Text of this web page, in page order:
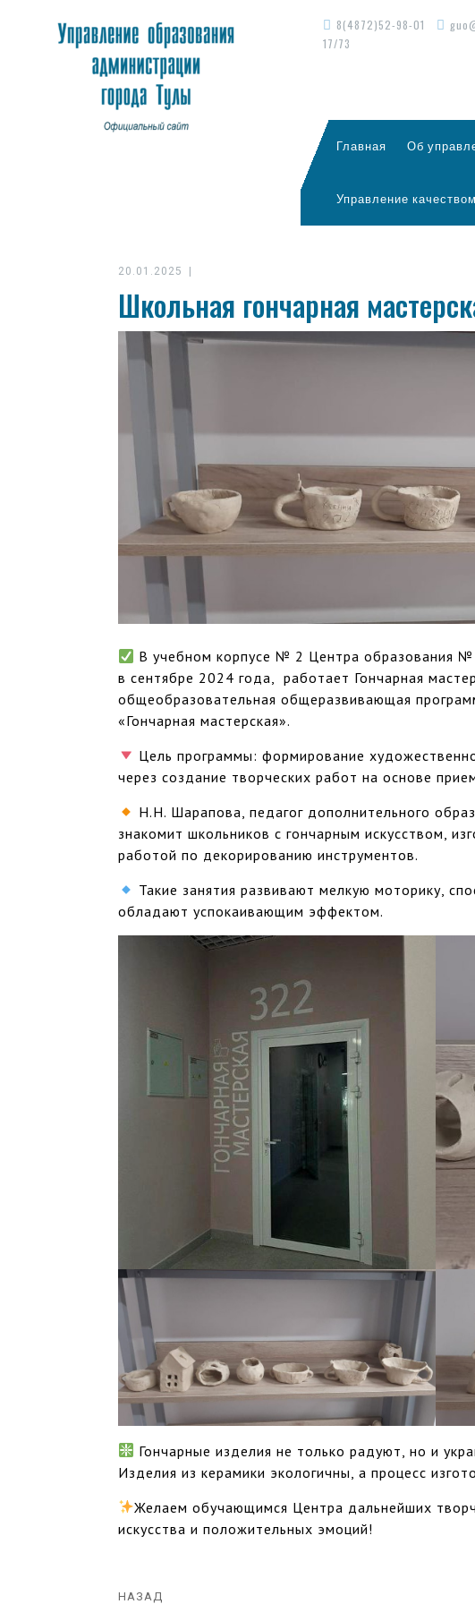
8(4872)52-98-01
17/73
Главная Об
Управление
20.01.2025
Школьная гончарная
В учебном корпусе № 2 Центра образования
в сентябре 2024 года, работает Гончарная
общеобразовательная общеразвивающая
«Гончарная мастерская».
Цель программы: формирование
через создание творческих работ на основе
Н.Н. Шарапова, педагог дополнительного
знакомит школьников с гончарным искусством,
работой по декорированию инструментов.
Такие занятия развивают мелкую моторику,
обладают успокаивающим эффектом.
Гончарные изделия не только радуют, но и
Изделия из керамики экологичны, а процесс
Желаем обучающимся Центра дальнейших
искусства и положительных эмоций!
НАЗАД